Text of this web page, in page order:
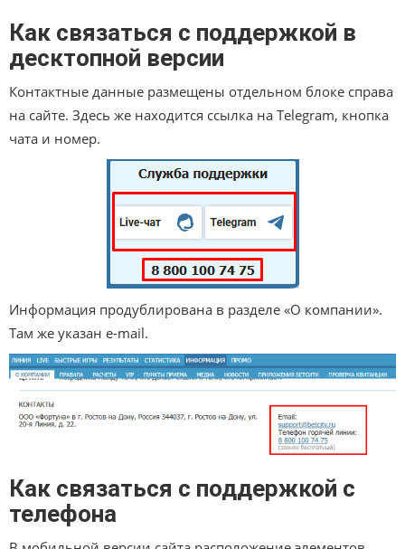
Как связаться с поддержкой в
десктопной версии
Контактные данные размещены отдельном блоке справа
на сайте. Здесь же находится ссылка на Telegram, кнопка
чата и номер.
Информация продублирована в разделе «О компании».
Там же указан e-mail.
Как связаться с поддержкой с
телефона